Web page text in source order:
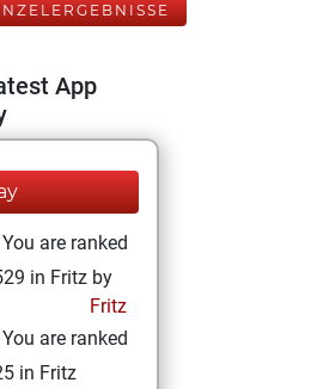
App
You are ranked
in Fritz by
Fritz
You are ranked
in Fritz